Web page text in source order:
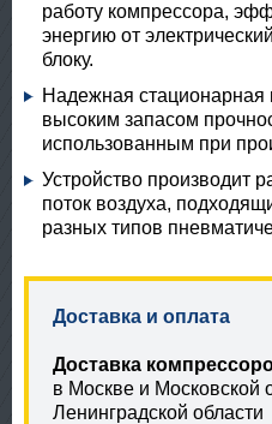
работу компрессора,
энергию от
блоку.
Надежная стационарная
высоким запасом
использованным при
Устройство производит
поток воздуха,
разных типов
Доставка и оплата
Доставка
в Москве и Московской
Ленинградской области